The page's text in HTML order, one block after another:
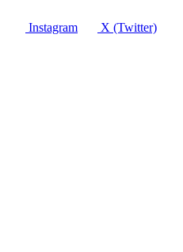
Instagram X (Twitter)